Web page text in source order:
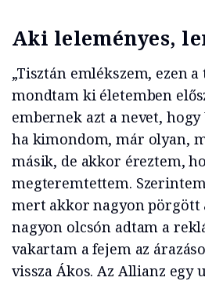
Aki leleményes,
„Tisztán emlékszem, ezen
mondtam ki életemben
embernek azt a nevet,
ha kimondom, már olyan,
másik, de akkor éreztem,
megteremtettem.
mert akkor nagyon pörgött
nagyon olcsón adtam a
vakartam a fejem az
vissza Ákos. Az Allianz egy